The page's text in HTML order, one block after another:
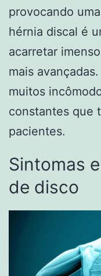
provocando
hérnia discal é
acarretar
mais avançadas.
muitos
constantes que
pacientes.
Sintomas
de disco